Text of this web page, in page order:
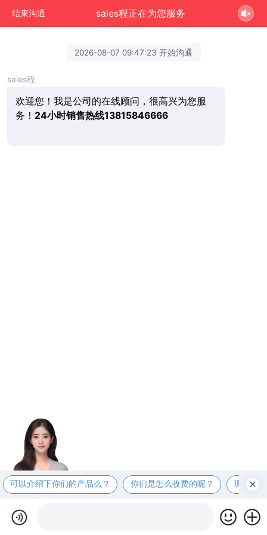
结束沟通 sales程正在为您服务
2026-08-07 09:47:23 开始沟通
sales程
欢迎您！我是公司的在线顾问，很高兴为您服
务！ 24小时销售热线13815846666
可以介绍下你们的产品么？ 你们是怎么收费的呢？ 现在有